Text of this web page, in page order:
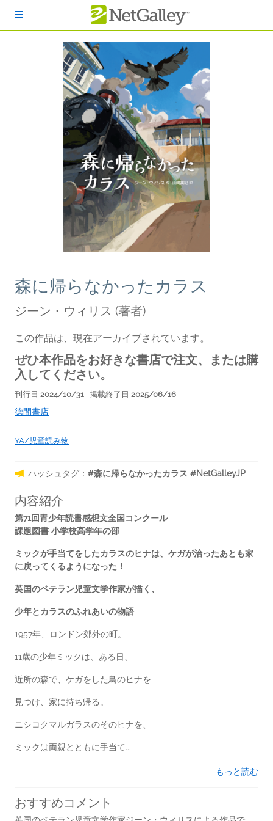
森に帰らなかったカラス
ジーン・ウィリス (著者)
この作品は、現在アーカイブされています。
ぜひ本作品をお好きな書店で注文、または購
入してください。
刊行日 2024/10/31 | 掲載終了日 2025/06/16
徳間書店
YA/児童読み物
ハッシュタグ： #森に帰らなかったカラス #NetGalleyJP
内容紹介
第71回青少年読書感想文全国コンクール
課題図書 小学校高学年の部
ミックが手当てをしたカラスのヒナは、ケガが治ったあとも家
に戻ってくるようになった！
英国のベテラン児童文学作家が描く、
少年とカラスのふれあいの物語
1957年、ロンドン郊外の町。
11歳の少年ミックは、ある日、
近所の森で、ケガをした鳥のヒナを
見つけ、家に持ち帰る。
ニシコクマルガラスのそのヒナを、
ミックは両親とともに手当て...
もっと読む
おすすめコメント